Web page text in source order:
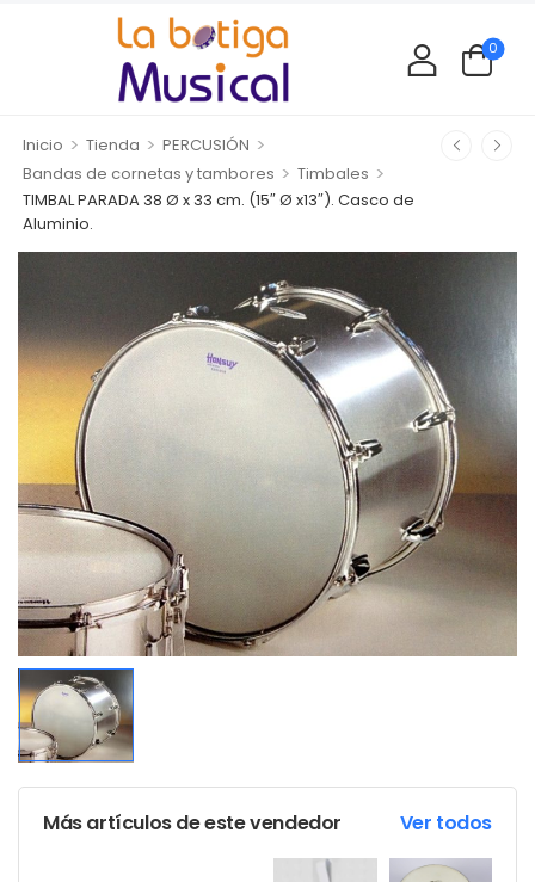
0
Inicio > Tienda > PERCUSIÓN >
Bandas de cornetas y tambores > Timbales >
TIMBAL PARADA 38 Ø x 33 cm. (15″ Ø x13″). Casco de
Aluminio.
Más artículos de este vendedor Ver todos